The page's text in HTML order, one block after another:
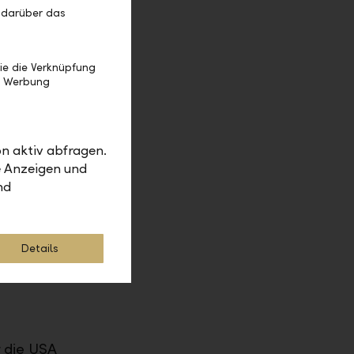
der
derzeit
für
die
USA
das
die Verknüpfung
aktiv abfragen.
und
Details